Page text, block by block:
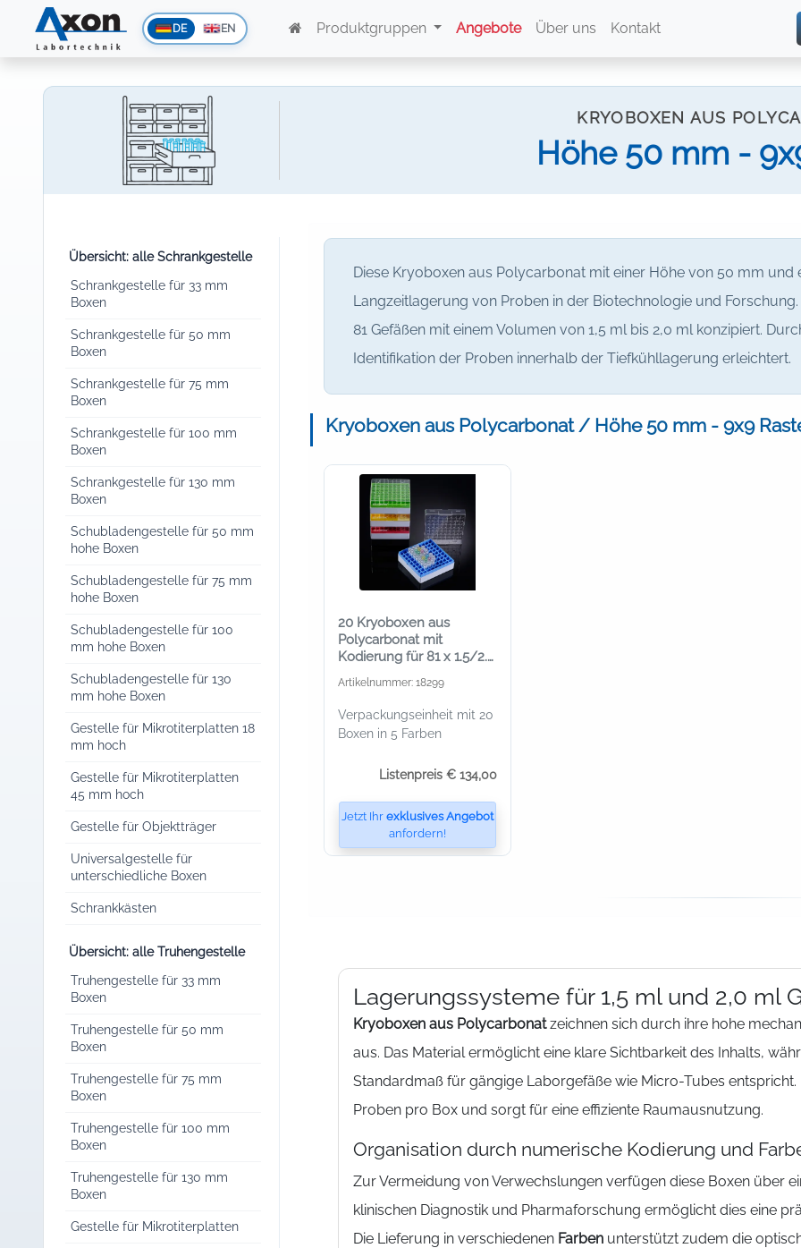
DE EN Produktgruppen Angebote Über uns Kontakt
KRYOBOXEN AUS
Höhe 50 mm -
Übersicht: alle Schrankgestelle
Schrankgestelle für 33 mm
Boxen
Schrankgestelle für 50 mm
Boxen
Schrankgestelle für 75 mm
Boxen
Schrankgestelle für 100 mm
Boxen
Schrankgestelle für 130 mm
Boxen
Schubladengestelle für 50 mm
hohe Boxen
Schubladengestelle für 75 mm
hohe Boxen
Schubladengestelle für 100
mm hohe Boxen
Schubladengestelle für 130
mm hohe Boxen
Gestelle für Mikrotiterplatten 18
mm hoch
Gestelle für Mikrotiterplatten
45 mm hoch
Gestelle für Objektträger
Universalgestelle für
unterschiedliche Boxen
Schrankkästen
Übersicht: alle Truhengestelle
Truhengestelle für 33 mm
Boxen
Truhengestelle für 50 mm
Boxen
Truhengestelle für 75 mm
Boxen
Truhengestelle für 100 mm
Boxen
Truhengestelle für 130 mm
Boxen
Gestelle für Mikrotiterplatten
Diese Kryoboxen aus Polycarbonat mit einer Höhe von 50 mm und
Langzeitlagerung von Proben in der Biotechnologie und
81 Gefäßen mit einem Volumen von 1,5 ml bis 2,0 ml konzipiert.
Identifikation der Proben innerhalb der Tiefkühllagerung erleichtert.
Kryoboxen aus Polycarbonat / Höhe 50 mm - 9x9
20 Kryoboxen aus
Polycarbonat mit
Kodierung für 81 x 1.5/2.0
Artikelnummer: 18299
Verpackungseinheit mit 20
Boxen in 5 Farben
Listenpreis € 134,00
Jetzt Ihr exklusives Angebot
anfordern!
Lagerungssysteme für 1,5 ml und 2,0 ml
Kryoboxen aus Polycarbonatzeichnen sich durch ihre hohe
aus. Das Material ermöglicht eine klare Sichtbarkeit des Inhalts,
Standardmaß für gängige Laborgefäße wie Micro-Tubes
Proben pro Box und sorgt für eine effiziente Raumausnutzung.
Organisation durch numerische Kodierung und
Zur Vermeidung von Verwechslungen verfügen diese Boxen über
klinischen Diagnostik und Pharmaforschung ermöglicht dies eine
Die Lieferung in verschiedenen Farben unterstützt zudem die